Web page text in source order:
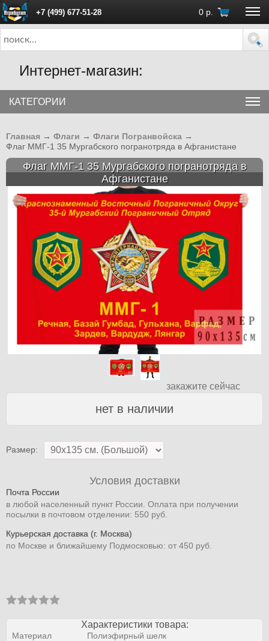
+7 (499) 677-51-28 0 р.
ПН - ПТ с 10:00 до 18:00 (Москва)
Интернет-магазин:
КАТЕГОРИИ
Главная → Флаги → Флаги Погранвойска →
Флаг ММГ-1 35 Мургабского погранотряда в Афганистане
Флаг ММГ-1 35 Мургабского погранотряда в
Афганистане
закажите сейчас
нет в наличии
Размер:
Условия доставки
Почта России
в любой населенный пункт России. Оплата при получении
посылки в почтовом отделении: 550 руб.
Курьерская доставка (г. Москва)
по Москве и ближайшему Подмосковью: от 450 руб.
Характеристики товара:
Материал
Полиэфирный шелк